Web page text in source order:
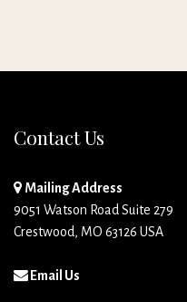
Contact Us
Mailing Address
9051 Watson Road Suite 279
Crestwood, MO 63126 USA
Email Us